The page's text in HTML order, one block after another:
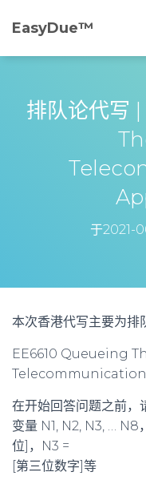
EasyDue™️
排队论代写
于2021-
本次香港代写主要为排
EE6610 Queueing
在开始回答问题之前，
变量 N1, N2, N3, … N8
位]，N3 =
[第三位数字]等